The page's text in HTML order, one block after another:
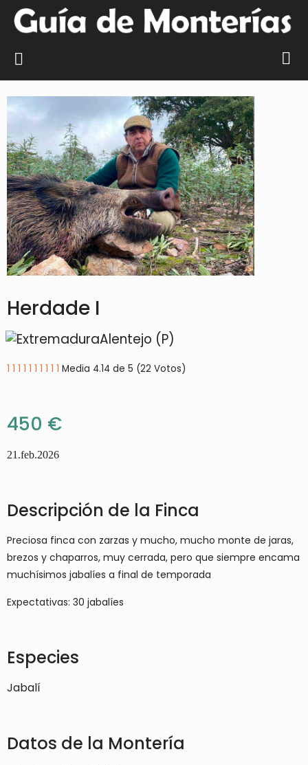
Herdade I
Alentejo (P)
1 1 1 1 1 1 1 1 1 1 Media 4.14 de 5 (22 Votos)
450 €
21.feb.2026
Descripción de la Finca
Preciosa finca con zarzas y mucho, mucho monte de jaras,
brezos y chaparros, muy cerrada, pero que siempre encama
muchísimos jabalíes a final de temporada
Expectativas: 30 jabalíes
Especies
Jabalí
Datos de la Montería